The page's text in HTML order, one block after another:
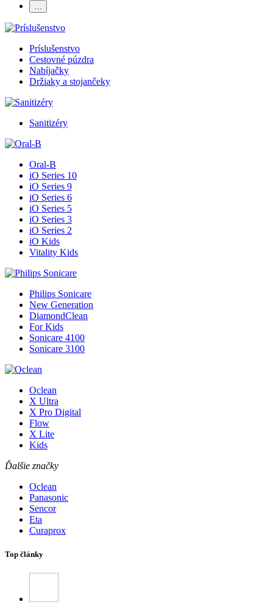
…
Príslušenstvo
Cestovné púzdra
Nabíjačky
Držiaky a stojančeky
Sanitizéry
Oral-B
iO Series 10
iO Series 9
iO Series 6
iO Series 5
iO Series 3
iO Series 2
iO Kids
Vitality Kids
Philips Sonicare
New Generation
DiamondClean
For Kids
Sonicare 4100
Sonicare 3100
Oclean
X Ultra
X Pro Digital
Flow
X Lite
Kids
Ďalšie značky
Oclean
Panasonic
Sencor
Eta
Curaprox
Top články